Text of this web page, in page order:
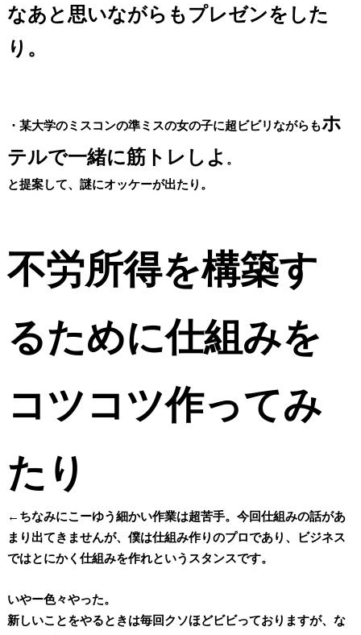
なあと思いながらもプレゼンをした
り。
・某大学のミスコンの準ミスの女の子に超ビビリながらもホ
テルで一緒に筋トレしよ 。
と提案して、謎にオッケーが出たり。
不労所得を構築す
るために仕組みを
コツコツ作ってみ
たり
←ちなみにこーゆう細かい作業は超苦手。今回仕組みの話があ
まり出てきませんが、僕は仕組み作りのプロであり、ビジネス
ではとにかく仕組みを作れというスタンスです。
いやー色々やった。
新しいことをやるときは毎回クソほどビビっておりますが、な